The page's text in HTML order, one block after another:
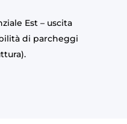
Est – uscita
di parcheggi